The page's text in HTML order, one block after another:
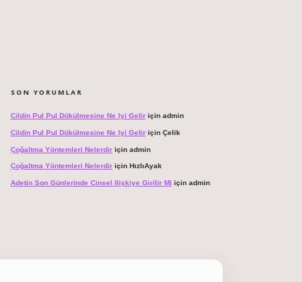
SON YORUMLAR
Cildin Pul Pul Dökülmesine Ne Iyi Geliriçin admin
Cildin Pul Pul Dökülmesine Ne Iyi Geliriçin Çelik
Çoğaltma Yöntemleri Nelerdiriçin admin
Çoğaltma Yöntemleri Nelerdiriçin HızlıAyak
Adetin Son Günlerinde Cinsel Ilişkiye Girilir Mi için admin